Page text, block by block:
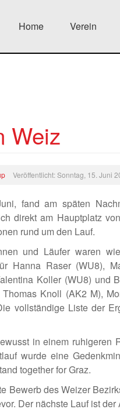
Home Verein
Weiz
Veröffentlicht: Sonntag, 15. Juni
fand am späten
direkt am Hauptplatz
rund um den Lauf.
und Läufer waren
Hanna Raser (WU8),
Koller (WU8) und
Knoll (AK2 M),
vollständige Liste der
in einem ruhigeren
wurde eine
together for Graz.
Bewerb des Weizer
Der nächste Lauf ist